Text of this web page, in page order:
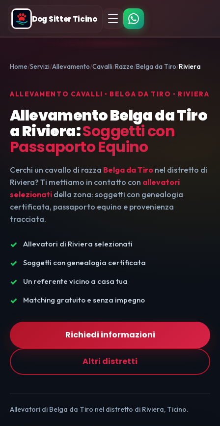
Dog Sitter Ticino
Home Servizi Allevamento Cavalli Razze Belga da Tiro Riviera
ALLEVAMENTO CAVALLI • BELGA DA TIRO • RIVIERA
Allevamento Belga da Tiro
a Riviera:Soggetti con
Passaporto Equino
Cerchi un cavallo di razza Belga da Tiro nel distretto di
Riviera? Ti mettiamo in contatto con allevatori
selezionati della zona: soggetti con genealogia
certificata, passaporto equino e provenienza
tracciata.
Allevatori di Riviera selezionati
Soggetti con genealogia certificata
Un referente vicino a casa tua
Matching gratuito e senza impegno
Richiedi informazioni
Altri distretti
Allevatori di Belga da Tiro nel distretto di Riviera, Ticino.